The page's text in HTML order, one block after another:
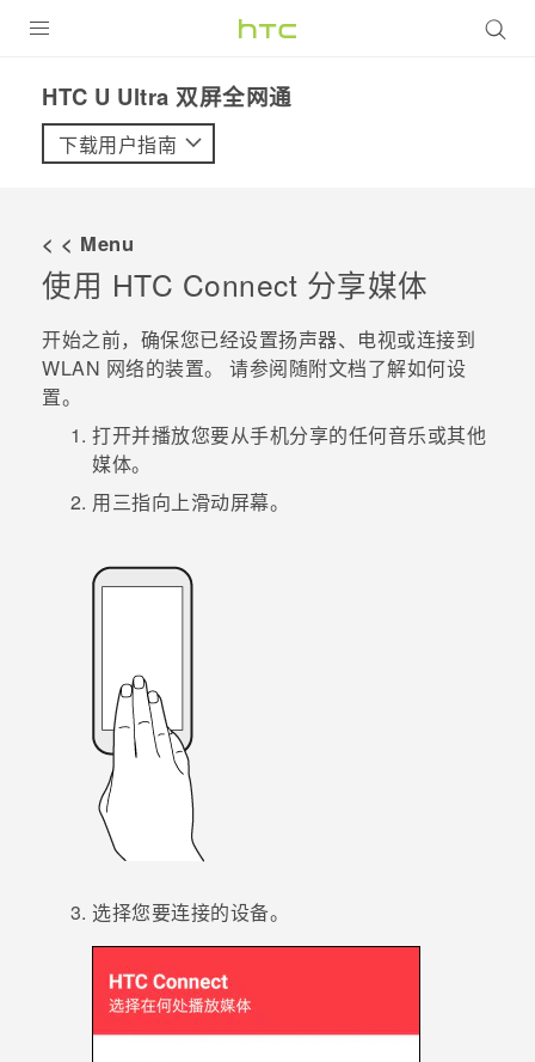
VIVE
支持帮助
在线客服
HTC U Ultra 双屏全网通‎
下载用户指南
< < Menu
使用 HTC Connect 分享媒体
开始之前，确保您已经设置扬声器、电视或连接到
WLAN 网络的装置。 请参阅随附文档了解如何设
置。
打开并播放您要从手机分享的任何音乐或其他
媒体。
用三指向上滑动屏幕。
选择您要连接的设备。